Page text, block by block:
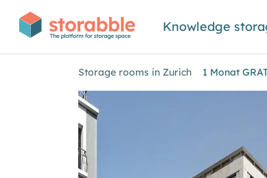
Knowledge
Storage rooms in Zurich 1 Monat